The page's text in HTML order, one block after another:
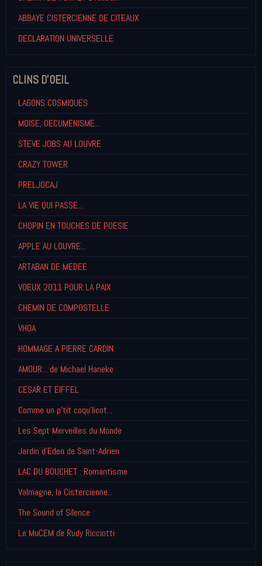
ABBAYE CISTERCIENNE DE CITEAUX
DECLARATION UNIVERSELLE
CLINS D'OEIL
LAGONS COSMIQUES
MOISE, OECUMENISME...
STEVE JOBS AU LOUVRE
CRAZY TOWER
PRELJOCAJ
LA VIE QUI PASSE...
CHOPIN EN TOUCHES DE POESIE
APPLE AU LOUVRE...
ARTABAN DE MEDEE
VOEUX 2011 POUR LA PAIX
CHEMIN DE COMPOSTELLE
VHOA
HOMMAGE A PIERRE CARDIN
AMOUR... de Michael Haneke
CESAR ET EIFFEL
Comme un p'tit coqu'licot...
Les Sept Merveilles du Monde
Jardin d'Eden de Saint-Adrien
LAC DU BOUCHET : Romantisme
Valmagne, la Cistercienne...
The Sound of Silence
Le MuCEM de Rudy Ricciotti